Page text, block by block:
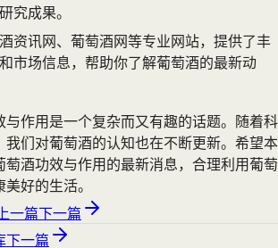
究成果。
资讯网、葡萄酒网等专业网站，提供了丰
市场信息，帮助你了解葡萄酒的最新动
与作用是一个复杂而又有趣的话题。随着科
我们对葡萄酒的认知也在不断更新。希望本
萄酒功效与作用的最新消息，合理利用葡萄
好的生活。
上一篇下一篇
下一篇